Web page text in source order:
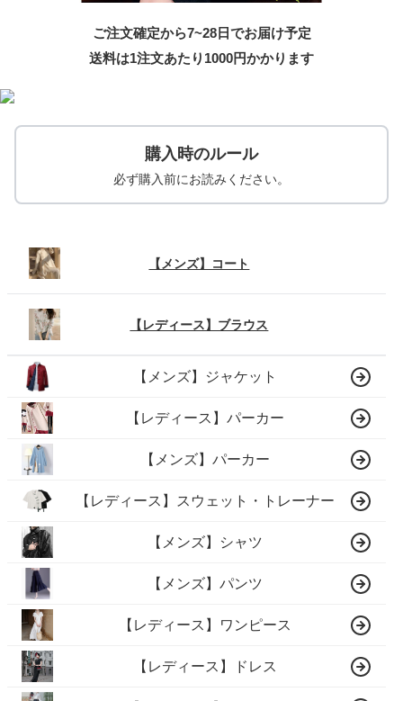
ご注文確定から7~28日でお届け予定
送料は1注文あたり 1000円かかります
購入時のルール
必ず購入前にお読みください。
【メンズ】コート
【レディース】ブラウス
【メンズ】ジャケット
【レディース】パーカー
【メンズ】パーカー
【レディース】スウェット・トレーナー
【メンズ】シャツ
【メンズ】パンツ
【レディース】ワンピース
【レディース】ドレス